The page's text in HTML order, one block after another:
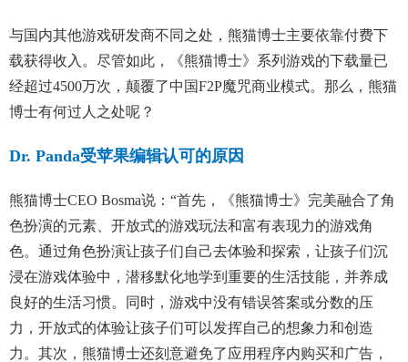
与国内其他游戏研发商不同之处，熊猫博士主要依靠付费下
载获得收入。尽管如此，《熊猫博士》系列游戏的下载量已
经超过4500万次，颠覆了中国F2P魔咒商业模式。那么，熊猫
博士有何过人之处呢？
Dr. Panda受苹果编辑认可的原因
熊猫博士CEO Bosma说：“首先，《熊猫博士》完美融合了角
色扮演的元素、开放式的游戏玩法和富有表现力的游戏角
色。通过角色扮演让孩子们自己去体验和探索，让孩子们沉
浸在游戏体验中，潜移默化地学到重要的生活技能，并养成
良好的生活习惯。同时，游戏中没有错误答案或分数的压
力，开放式的体验让孩子们可以发挥自己的想象力和创造
力。其次，熊猫博士还刻意避免了应用程序内购买和广告，